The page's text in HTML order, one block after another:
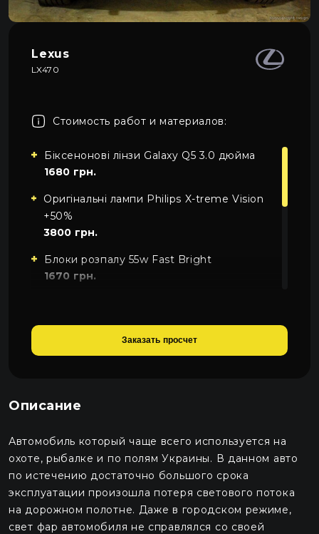
Про автосвет
0
Все категории
Контакты
Пн–Пт 09:00–20:00
Сб–Вс – выходные
+38 (067) 274-70-70
Lexus
LX470
Стоимость работ и материалов:
Біксенонові лінзи Galaxy Q5 3.0 дюйма
1680 грн.
Оригінальні лампи Philips X-treme Vision
+50%
3800 грн.
Блоки розпалу 55w Fast Bright
1670 грн.
Габарити Led Philips X-treme Vision
Заказать просчет
Описание
Автомобиль который чаще всего используется на
охоте, рыбалке и по полям Украины. В данном авто
по истечению достаточно большого срока
эксплуатации произошла потеря светового потока
на дорожном полотне. Даже в городском режиме,
свет фар автомобиля не справлялся со своей